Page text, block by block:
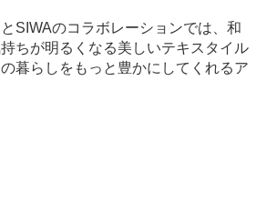
SIWAのコラボレーションでは、和
ちが明るくなる美しいテキスタイル
暮らしをもっと豊かにしてくれるア